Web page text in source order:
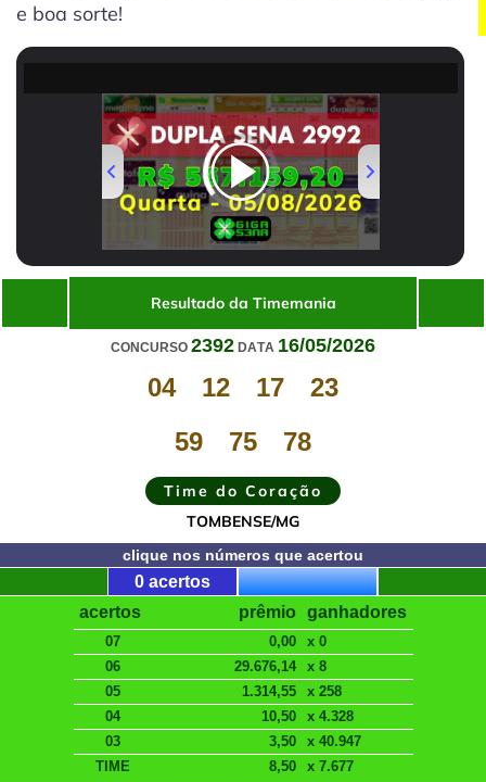
e boa sorte!
00:00/01:49
Resultado da Timemania
CONCURSO 2392 DATA 16/05/2026
04 12 17
23
59
75 78
Time do Coração
TOMBENSE/MG
clique nos números que acertou
0 acertos
acertos
07
06
05
04
03
TIME
prêmio
0,00
29.676,14
1.314,55
10,50
3,50
8,50
ganhadores
x 0
x 8
x 258
x 4.328
x 40.947
x 7.677